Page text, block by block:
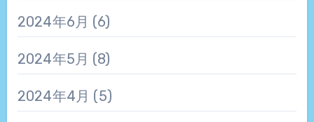
2024年6月 (6)
2024年5月 (8)
2024年4月 (5)